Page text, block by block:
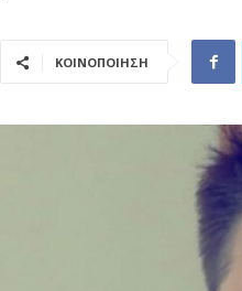
ΚΟΙΝΟΠΟΙΗΣΗ